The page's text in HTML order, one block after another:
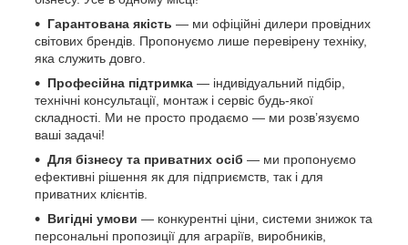
Гарантована якість — ми офіційні дилери провідних
світових брендів. Пропонуємо лише перевірену техніку,
яка служить довго.
Професійна підтримка — індивідуальний підбір,
технічні консультації, монтаж і сервіс будь-якої
складності. Ми не просто продаємо — ми розв’язуємо
ваші задачі!
Для бізнесу та приватних осіб — ми пропонуємо
ефективні рішення як для підприємств, так і для
приватних клієнтів.
Вигідні умови — конкурентні ціни, системи знижок та
персональні пропозиції для аграріїв, виробників,